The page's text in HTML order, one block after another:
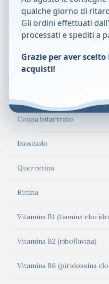
Potassio (aminoato
Bromelina (da frutto di
Colina bitartrato
Inositolo
Quercetina
Rutina
Vitamina B1 (tiamina
Vitamina B2 (riboflavina)
Vitamina B6 (piridossina
qualche giorno di
Gli ordini effettuati
processati e spediti a
Grazie per aver
acquisti!